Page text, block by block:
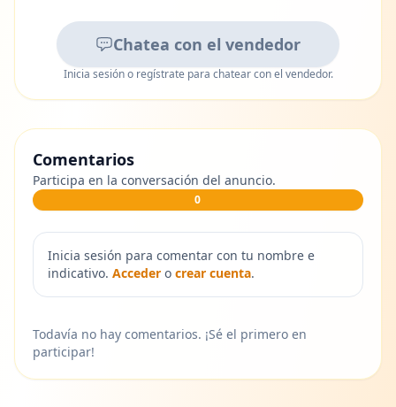
Chatea con el vendedor
Inicia sesión o regístrate para chatear con el vendedor.
Comentarios
Participa en la conversación del anuncio.
0
Inicia sesión para comentar con tu nombre e
indicativo. Acceder o crear cuenta.
Todavía no hay comentarios. ¡Sé el primero en
participar!